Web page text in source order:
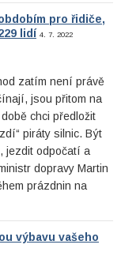
pro řidiče,
lidí 4. 7. 2022
zatím není právě
jsou přitom na
chci předložit
piráty silnic. Být
jezdit odpočatí a
dopravy Martin
prázdnin na
výbavu vašeho